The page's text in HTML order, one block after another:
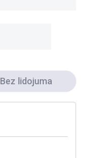
Bez lidojuma